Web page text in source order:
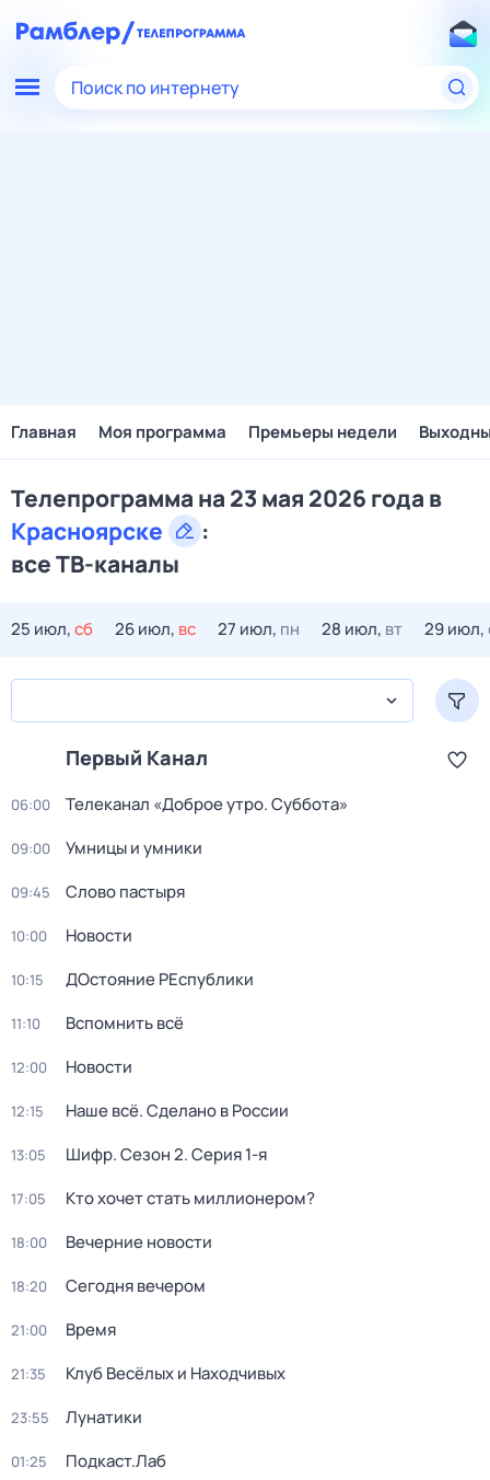
Поиск по интернету
Главная Моя программа Премьеры недели
Телепрограмма на 23 мая 2026 года в
Красноярске
:
все ТВ-каналы
25 июл,сб 26 июл, вс 27 июл, пн 28 июл, вт 29 июл,
Первый Канал
06:00 Телеканал «Доброе утро. Суббота»
09:00 Умницы и умники
09:45 Слово пастыря
10:00 Новости
10:15 ДОстояние РЕспублики
11:10 Вспомнить всё
12:00 Новости
12:15 Наше всё. Сделано в России
13:05 Шифр. Сезон 2. Серия 1-я
17:05 Кто хочет стать миллионером?
18:00 Вечерние новости
18:20 Сегодня вечером
21:00 Время
21:35 Клуб Весёлых и Находчивых
23:55 Лунатики
01:25 Подкаст.Лаб